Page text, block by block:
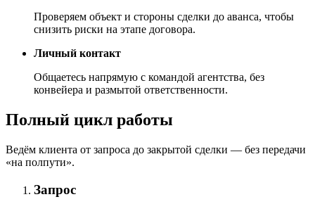
Проверяем объект и стороны сделки до аванса, чтобы
снизить риски на этапе договора.
Личный контакт
Общаетесь напрямую с командой агентства, без
конвейера и размытой ответственности.
Полный цикл работы
Ведём клиента от запроса до закрытой сделки — без передачи
«на полпути».
Запрос